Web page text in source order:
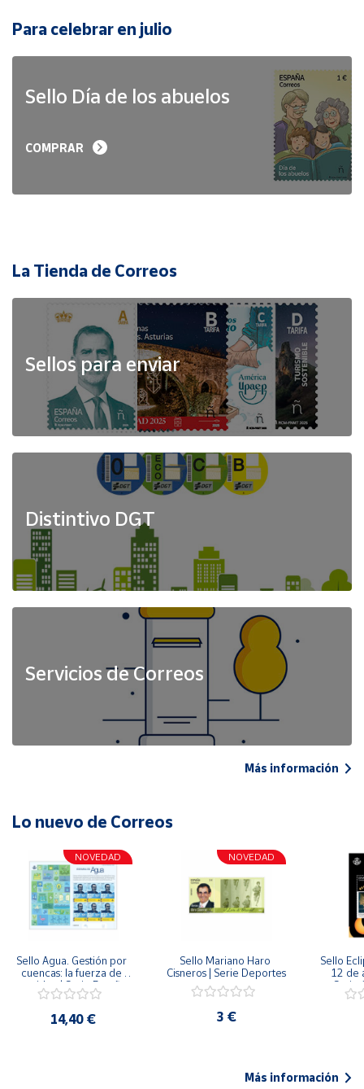
Para celebrar en julio
Sello Día de los abuelos
COMPRAR
La Tienda de Correos
Sellos para enviar
Distintivo DGT
Servicios de Correos
Más información
Lo nuevo de Correos
NOVEDAD
Sello Agua. Gestión por
cuencas: la fuerza de
una idea.| Serie España
ES| Pliego Premium
14,40 €
NOVEDAD
Sello Mariano Haro
Cisneros | Serie Deportes
3 €
Sello
12 de
Serie
Más información